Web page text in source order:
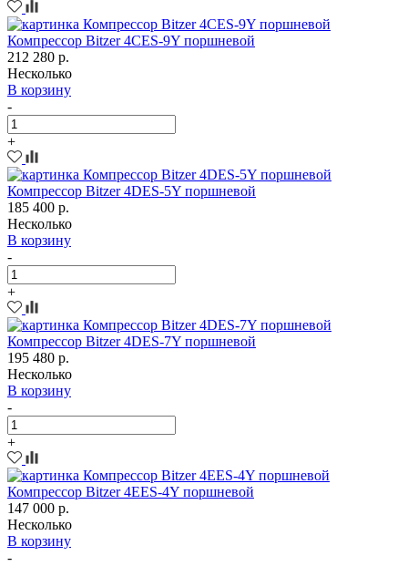
Компрессор Bitzer 4CES-9Y поршневой
212 280 р.
Несколько
В корзину
-
+
Компрессор Bitzer 4DES-5Y поршневой
185 400 р.
Несколько
В корзину
-
+
Компрессор Bitzer 4DES-7Y поршневой
195 480 р.
Несколько
В корзину
-
+
Компрессор Bitzer 4EES-4Y поршневой
147 000 р.
Несколько
В корзину
-